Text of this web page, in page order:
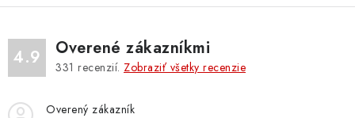
4.9 Overené zákazníkmi
331 recenzií. Zobraziť všetky recenzie
Overený zákazník